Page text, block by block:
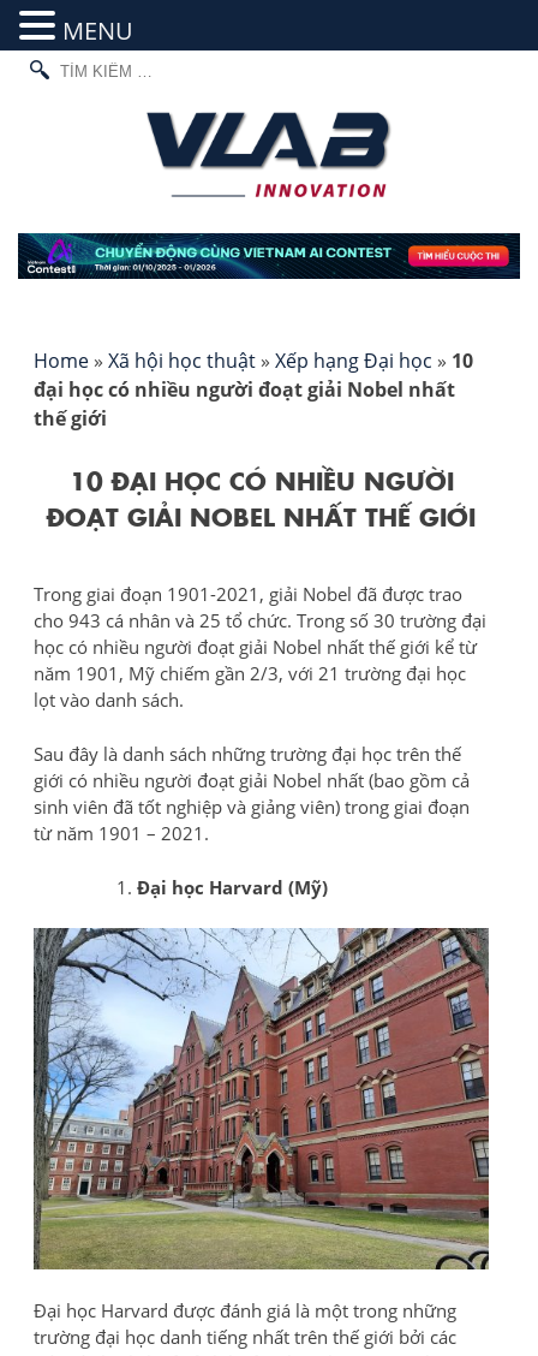
Skip
TÌM
KIẾM
Home » Xã hội học thuật » Xếp hạng Đại học » 10
đại học có nhiều người đoạt giải Nobel nhất
thế giới
10 ĐẠI HỌC CÓ NHIỀU NGƯỜI
ĐOẠT GIẢI NOBEL NHẤT THẾ GIỚI
Trong giai đoạn 1901-2021, giải Nobel đã được trao
cho 943 cá nhân và 25 tổ chức. Trong số 30 trường đại
học có nhiều người đoạt giải Nobel nhất thế giới kể từ
năm 1901, Mỹ chiếm gần 2/3, với 21 trường đại học
lọt vào danh sách.
Sau đây là danh sách những trường đại học trên thế
giới có nhiều người đoạt giải Nobel nhất (bao gồm cả
sinh viên đã tốt nghiệp và giảng viên) trong giai đoạn
từ năm 1901 – 2021.
Đại học Harvard (Mỹ)
Đại học Harvard được đánh giá là một trong những
trường đại học danh tiếng nhất trên thế giới bởi các
MENU